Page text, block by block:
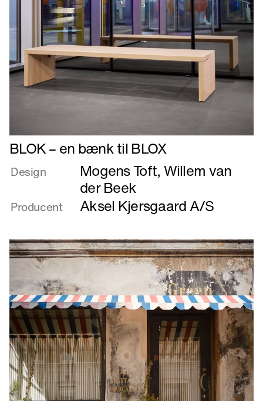
Læs
mere
om
en
til
BLOX
BLOK – en bænk til BLOX
Design Mogens Toft,Willem van
der Beek
Producent Aksel Kjersgaard A/S